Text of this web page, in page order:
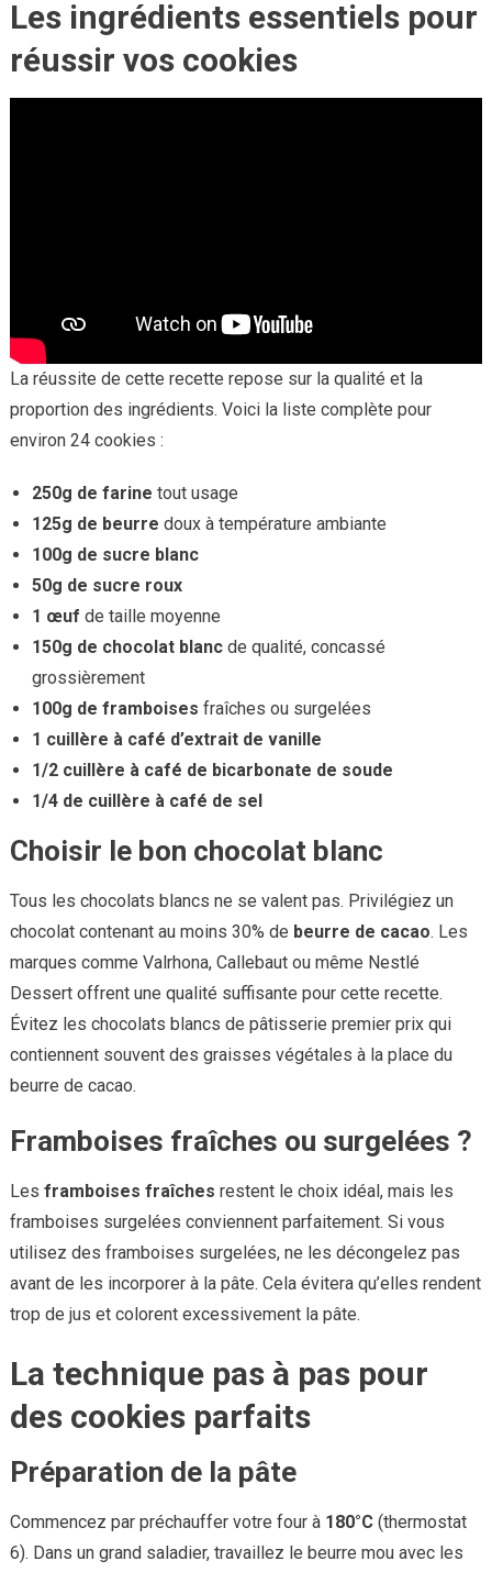
Les ingrédients essentiels pour
réussir vos cookies
La réussite de cette recette repose sur la qualité et la
proportion des ingrédients. Voici la liste complète pour
environ 24 cookies :
250g de farine tout usage
125g de beurre doux à température ambiante
100g de sucre blanc
50g de sucre roux
1 œuf de taille moyenne
150g de chocolat blancde qualité, concassé
grossièrement
100g de framboises fraîches ou surgelées
1 cuillère à café d’extrait de vanille
1/2 cuillère à café de bicarbonate de soude
1/4 de cuillère à café de sel
Choisir le bon chocolat blanc
Tous les chocolats blancs ne se valent pas. Privilégiez un
chocolat contenant au moins 30% de beurre de cacao. Les
marques comme Valrhona, Callebaut ou même Nestlé
Dessert offrent une qualité suffisante pour cette recette.
Évitez les chocolats blancs de pâtisserie premier prix qui
contiennent souvent des graisses végétales à la place du
beurre de cacao.
Framboises fraîches ou surgelées ?
Les framboises fraîches restent le choix idéal, mais les
framboises surgelées conviennent parfaitement. Si vous
utilisez des framboises surgelées, ne les décongelez pas
avant de les incorporer à la pâte. Cela évitera qu’elles rendent
trop de jus et colorent excessivement la pâte.
La technique pas à pas pour
des cookies parfaits
Préparation de la pâte
Commencez par préchauffer votre four à 180°C(thermostat
6). Dans un grand saladier, travaillez le beurre mou avec les